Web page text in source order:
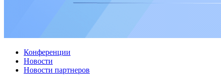
Конференции
Новости
Новости партнеров